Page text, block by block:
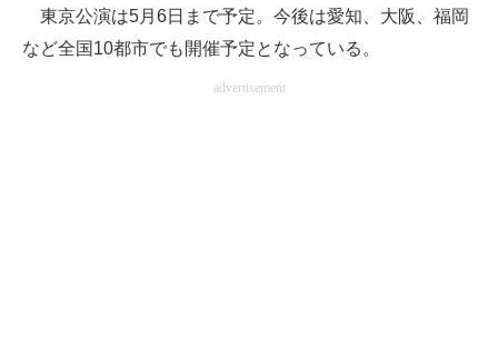
東京公演は5月6日まで予定。今後は愛知、大阪、福岡
など全国10都市でも開催予定となっている。
advertisement